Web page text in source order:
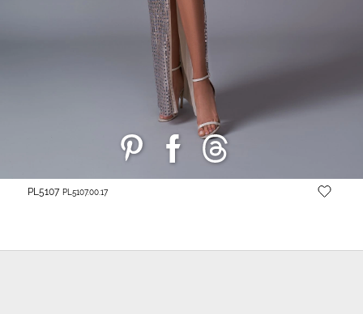
PL5107 PL5107.00.17